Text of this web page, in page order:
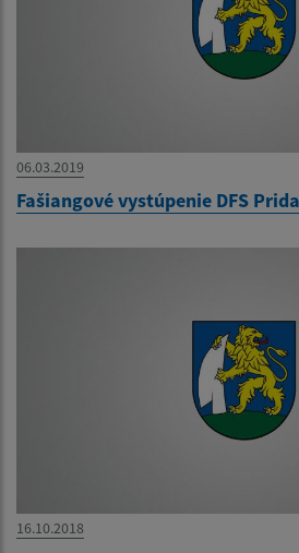
06.03.2019
Fašiangové vystúpenie DFS
16.10.2018